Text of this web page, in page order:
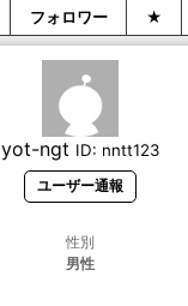
フォロワー ★
yot-ngt ID: nntt123
ユーザー通報
性別
男性